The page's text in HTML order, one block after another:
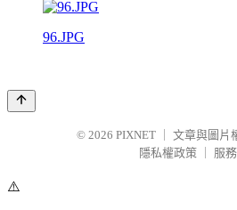
96.JPG
© 2026 PIXNET
文章與圖片
隱私權政策
服
⚠️